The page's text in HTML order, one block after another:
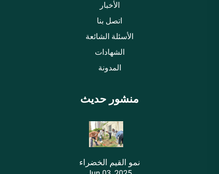
الأخبار
اتصل بنا
الأسئلة الشائعة
الشهادات
المدونة
منشور حديث
نمو القيم الخضراء